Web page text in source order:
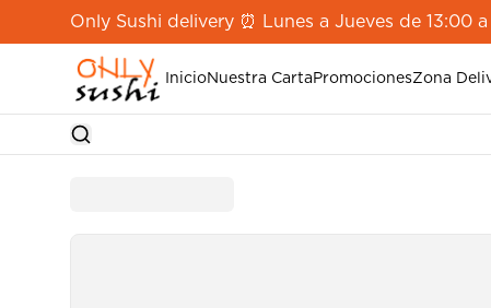
Only Sushi delivery ⏰ Lunes a Jueves de 13:00
InicioNuestra Carta PromocionesZona